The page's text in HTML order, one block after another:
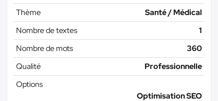
Thème
Santé / Médical
Nombre de textes
1
Nombre de mots
360
Qualité
Professionnelle
Options
Optimisation SEO